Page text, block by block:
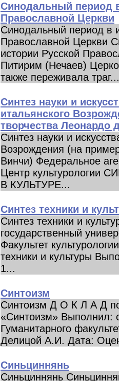
Синодальный период
Православной Церкви
Синодальный период в
Православной Церкви
истории Русской
Питирим (Нечаев)
также переживала траг...
Синтез науки и
итальянского
творчества Леонардо
Синтез науки и
Возрождения (на
Винчи) Федеральное
Центр культурологии
В КУЛЬТУРЕ...
Синтез техники и
Синтез техники и
государственный
Факультет
техники и культуры
1...
Синтоизм
Синтоизм Д О К Л А Д
«Синтоизм» Выполнил:
Гуманитарного
Делицой А.И. Дата:
Синьциннянь
Синьциннянь